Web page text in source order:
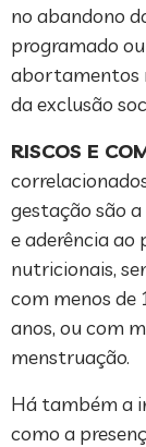
no abandono
programado
abortamentos
da exclusão
RISCOS E
gestação são
e aderência ao
nutricionais,
com menos de
anos, ou com
menstruação.
Há também a
como a